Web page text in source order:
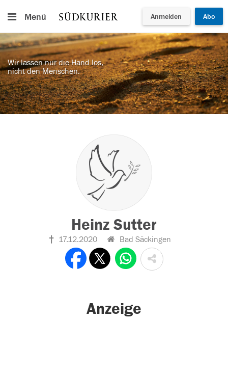
Menü Anmelden Abo
Wir lassen nur die Hand los,
nicht den Menschen.
Heinz Sutter
17.12.2020 Bad Säckingen
Anzeige